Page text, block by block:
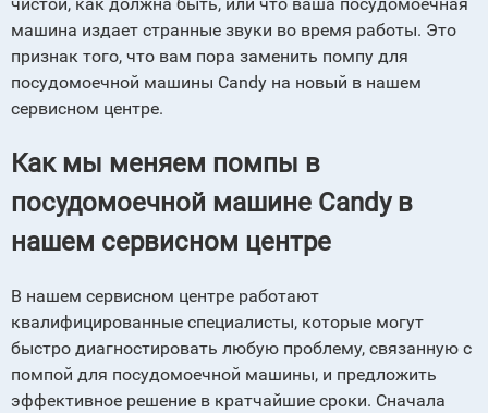
машина издает странные звуки во время работы. Это
признак того, что вам пора заменить помпу для
посудомоечной машины Сandy на новый в нашем
сервисном центре.
Как мы меняем помпы в
посудомоечной машине Candy в
нашем сервисном центре
В нашем сервисном центре работают
квалифицированные специалисты, которые могут
быстро диагностировать любую проблему, связанную с
помпой для посудомоечной машины, и предложить
эффективное решение в кратчайшие сроки. Сначала